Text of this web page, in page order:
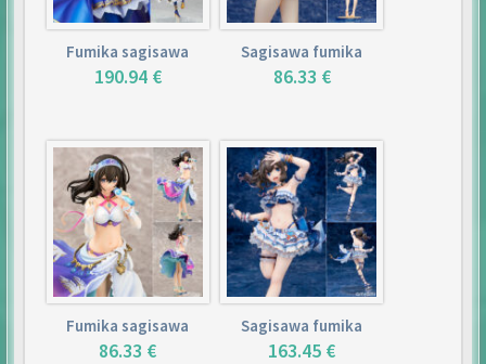
Fumika sagisawa
190.94 €
Sagisawa fumika
86.33 €
Fumika sagisawa
86.33 €
Sagisawa fumika
163.45 €